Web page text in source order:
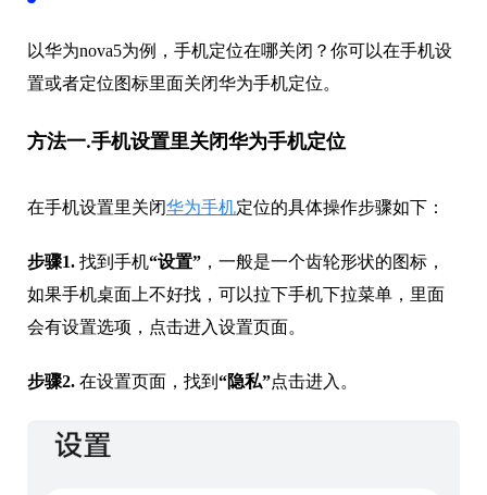
以华为nova5为例，手机定位在哪关闭？你可以在手机设
置或者定位图标里面关闭华为手机定位。
方法一.手机设置里关闭华为手机定位
在手机设置里关闭华为手机定位的具体操作步骤如下：
步骤1. 找到手机“设置” ，一般是一个齿轮形状的图标，
如果手机桌面上不好找，可以拉下手机下拉菜单，里面
会有设置选项，点击进入设置页面。
步骤2. 在设置页面，找到 “隐私”点击进入。